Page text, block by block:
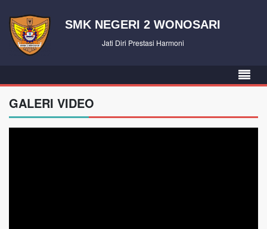
SMK NEGERI 2 WONOSARI
Jati Diri Prestasi Harmoni
GALERI VIDEO